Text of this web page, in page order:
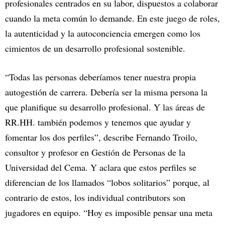
profesionales centrados en su labor, dispuestos a colaborar
cuando la meta común lo demande. En este juego de roles,
la autenticidad y la autoconciencia emergen como los
cimientos de un desarrollo profesional sostenible.
“Todas las personas deberíamos tener nuestra propia
autogestión de carrera. Debería ser la misma persona la
que planifique su desarrollo profesional. Y las áreas de
RR.HH. también podemos y tenemos que ayudar y
fomentar los dos perfiles”, describe Fernando Troilo,
consultor y profesor en Gestión de Personas de la
Universidad del Cema. Y aclara que estos perfiles se
diferencian de los llamados “lobos solitarios” porque, al
contrario de estos, los individual contributors son
jugadores en equipo. “Hoy es imposible pensar una meta